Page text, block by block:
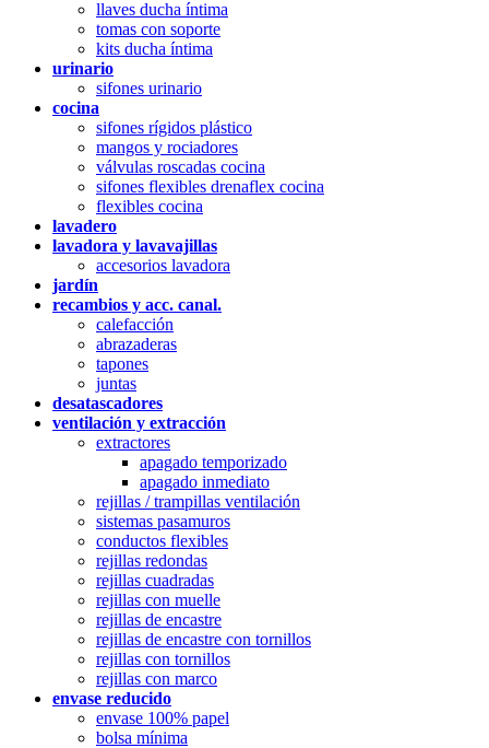
llaves ducha íntima
tomas con soporte
kits ducha íntima
urinario
sifones urinario
cocina
sifones rígidos plástico
mangos y rociadores
válvulas roscadas cocina
sifones flexibles drenaflex cocina
flexibles cocina
lavadero
lavadora y lavavajillas
accesorios lavadora
jardín
recambios y acc. canal.
calefacción
abrazaderas
tapones
juntas
desatascadores
ventilación y extracción
extractores
apagado temporizado
apagado inmediato
rejillas / trampillas ventilación
sistemas pasamuros
conductos flexibles
rejillas redondas
rejillas cuadradas
rejillas con muelle
rejillas de encastre
rejillas de encastre con tornillos
rejillas con tornillos
rejillas con marco
envase reducido
envase 100% papel
bolsa mínima